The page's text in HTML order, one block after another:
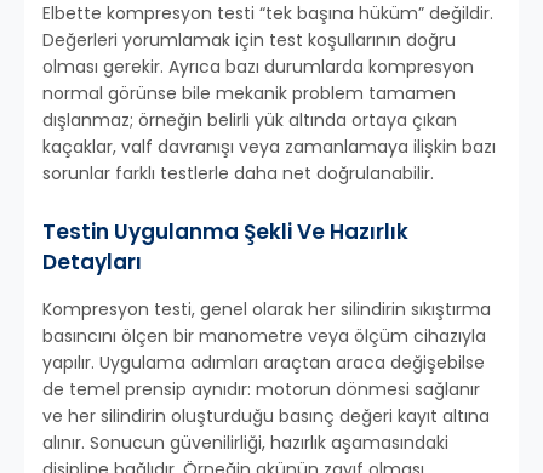
Elbette kompresyon testi “tek başına hüküm” değildir.
Değerleri yorumlamak için test koşullarının doğru
olması gerekir. Ayrıca bazı durumlarda kompresyon
normal görünse bile mekanik problem tamamen
dışlanmaz; örneğin belirli yük altında ortaya çıkan
kaçaklar, valf davranışı veya zamanlamaya ilişkin bazı
sorunlar farklı testlerle daha net doğrulanabilir.
Testin Uygulanma Şekli Ve Hazırlık
Detayları
Kompresyon testi, genel olarak her silindirin sıkıştırma
basıncını ölçen bir manometre veya ölçüm cihazıyla
yapılır. Uygulama adımları araçtan araca değişebilse
de temel prensip aynıdır: motorun dönmesi sağlanır
ve her silindirin oluşturduğu basınç değeri kayıt altına
alınır. Sonucun güvenilirliği, hazırlık aşamasındaki